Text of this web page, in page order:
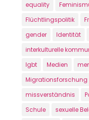
equality
Flüchtlingspolitik
gender
Identität
interkulturelle
lgbt
Medien
Migrationsforschung
missverständnis
Schule
sexuelle